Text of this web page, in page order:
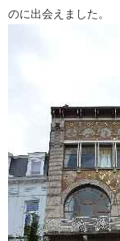
のに出会えました。